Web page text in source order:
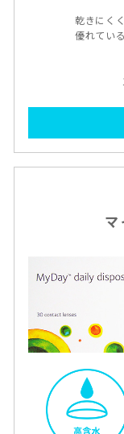
乾きにく
優れてい
マ